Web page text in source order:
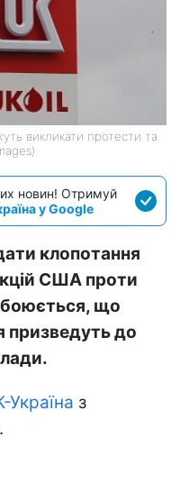
викликати протести та
новин! Отримуй
у Google
клопотання
США проти
що
призведуть до
Україна з
.